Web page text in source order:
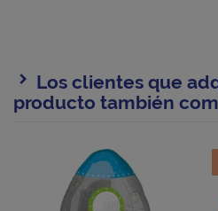
Los clientes que
producto también